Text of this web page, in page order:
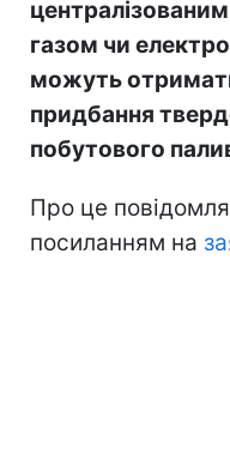
газом чи
можуть
придбання
побутового
Про це
посиланням на